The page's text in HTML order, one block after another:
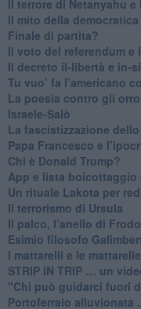
​Il terrore di Netanyahu
Il mito della
​Finale di partita?
​Il voto del referendum e
Il decreto il-libertà e in-
Tu vuo’ fa l’americano
La poesia contro gli
Israele-Salò
​La fascistizzazione
Papa Francesco e
​Chi è Donald Trump?
App e lista boicottaggio
​Un rituale Lakota per
Il terrorismo di Ursula
​Il palco, l’anello di
Esimio filosofo
​I mattarelli e le
​STRIP IN TRIP … un
"Chi può guidarci fuori
​Portoferraio alluvionata